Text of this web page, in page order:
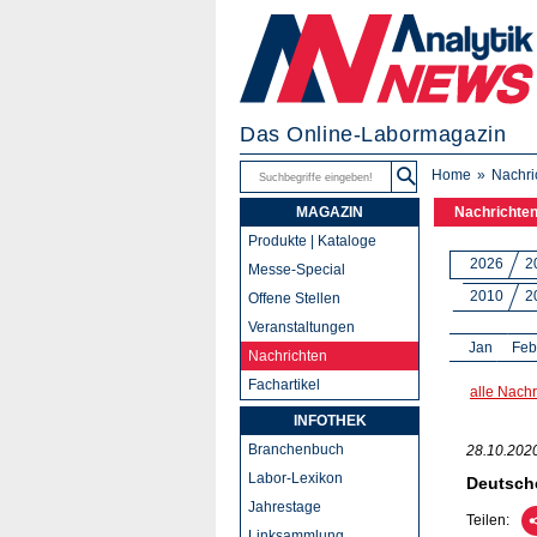
Das Online-Labormagazin
Home
Nachrichten
2026
2010
Jan Feb
alle
Teilen:
MAGAZIN
Produkte | Kataloge
Messe-Special
Offene Stellen
Veranstaltungen
Nachrichten
Fachartikel
INFOTHEK
Branchenbuch
Labor-Lexikon
Jahrestage